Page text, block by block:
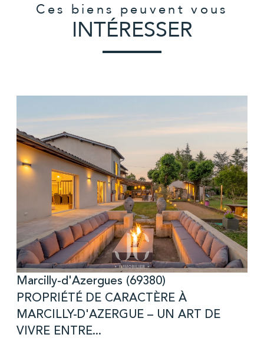
Ces biens peuvent vous
INTÉRESSER
voir le bien
Marcilly-d'Azergues (69380)
PROPRIÉTÉ DE CARACTÈRE À
MARCILLY-D'AZERGUE – UN ART DE
VIVRE ENTRE...